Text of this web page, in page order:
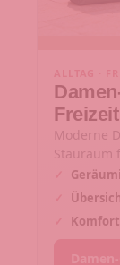
Moderne
Stauraum